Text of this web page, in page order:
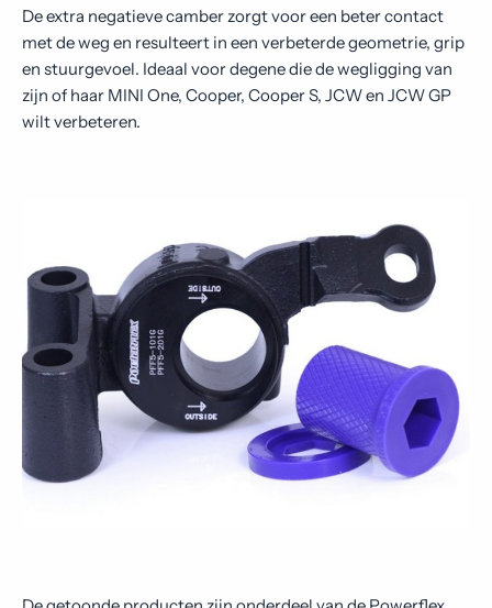
De extra negatieve camber zorgt voor een beter contact
met de weg en resulteert in een verbeterde geometrie, grip
en stuurgevoel. Ideaal voor degene die de wegligging van
zijn of haar MINI One, Cooper, Cooper S, JCW en JCW GP
wilt verbeteren.